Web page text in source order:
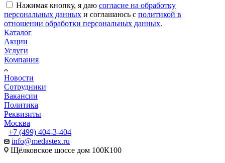
Нажимая кнопку, я даю согласие на обработку
персональных данных и соглашаюсь с политикой в
отношении обработки персональных данных.
Каталог
Акции
Услуги
Компания
Новости
Сотрудники
Вакансии
Политика
Реквизиты
Москва
+7 (499) 404-3-404
info@medastex.ru
Щёлковское шоссе дом 100К100